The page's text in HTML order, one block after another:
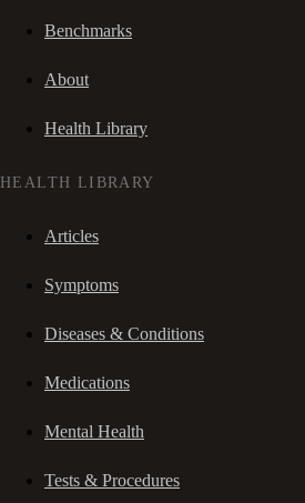
Benchmarks
About
Health Library
HEALTH LIBRARY
Articles
Symptoms
Diseases & Conditions
Medications
Mental Health
Tests & Procedures